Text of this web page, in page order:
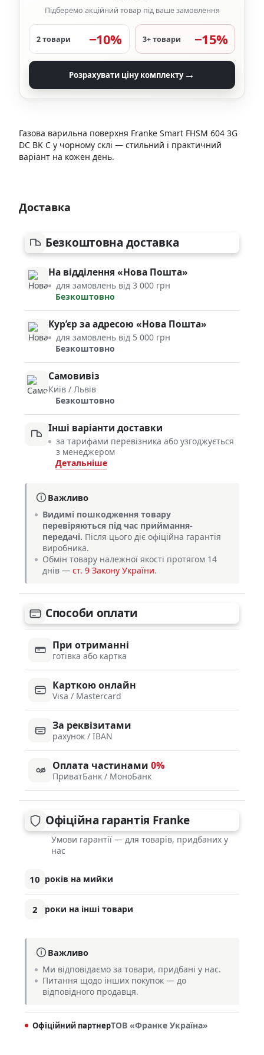
Підберемо акційний товар під ваше замовлення
2 товари −10% 3+ товари −15%
Розрахувати ціну комплекту→
Газова варильна поверхня Franke Smart FHSM 604 3G
DC BK C у чорному склі — стильний і практичний
варіант на кожен день.
Доставка
Безкоштовна доставка
На відділення «Нова Пошта»
для замовлень від 3 000 грн
Безкоштовно
Кур’єр за адресою «Нова Пошта»
для замовлень від 5 000 грн
Безкоштовно
Самовивіз
Київ / Львів
Безкоштовно
Інші варіанти доставки
за тарифами перевізника або узгоджується
з менеджером
Детальніше
Важливо
Видимі пошкодження товару
перевіряються під час приймання-
передачі. Після цього діє офіційна гарантія
виробника.
Обмін товару належної якості протягом 14
днів — ст. 9 Закону України.
Способи оплати
При отриманні
готівка або картка
Карткою онлайн
Visa / Mastercard
За реквізитами
рахунок / IBAN
Оплата частинами 0%
ПриватБанк / МоноБанк
Офіційна гарантія Franke
Умови гарантії — для товарів, придбаних у
нас
10 років на мийки
2 роки на інші товари
Важливо
Ми відповідаємо за товари, придбані у нас.
Питання щодо інших покупок — до
відповідного продавця.
Офіційний партнерТОВ «Франке Україна»